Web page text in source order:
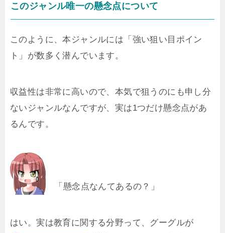
このジャンル唯一の懸念点について
このように、本ジャンルには「強い狙い目ポイン
ト」が数多く潜んでいます。
収益性は非常に高いので、本気で狙うのにも申し分
ないジャンルなんですが、実は1つだけ懸念点があ
るんです。
「懸念点なんてあるの？」
はい。実は教育に関する分野って、グーグルが